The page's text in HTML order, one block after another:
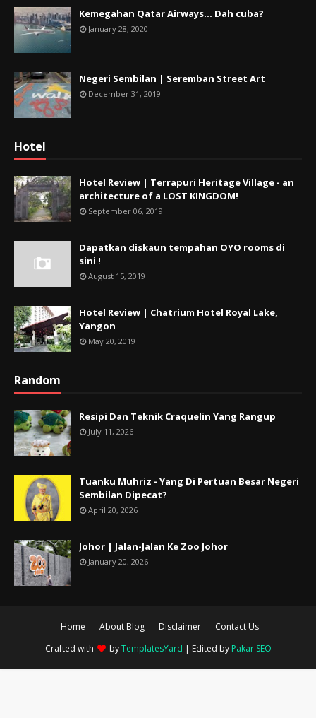
Kemegahan Qatar Airways... Dah cuba?
January 28, 2020
Negeri Sembilan | Seremban Street Art
December 31, 2019
Hotel
Hotel Review | Terrapuri Heritage Village - an
architecture of a LOST KINGDOM!
September 06, 2019
Dapatkan diskaun tempahan OYO rooms di
sini !
August 15, 2019
Hotel Review | Chatrium Hotel Royal Lake,
Yangon
May 20, 2019
Random
Resipi Dan Teknik Craquelin Yang Rangup
July 11, 2026
Tuanku Muhriz - Yang Di Pertuan Besar Negeri
Sembilan Dipecat?
April 20, 2026
Johor | Jalan-Jalan Ke Zoo Johor
January 20, 2026
Home About Blog Disclaimer
Contact Us
Crafted with
byTemplatesYard | Edited by Pakar SEO